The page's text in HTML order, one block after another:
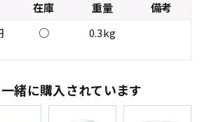
在庫 重量
備考
○ 0.3kg
緒に購入されています